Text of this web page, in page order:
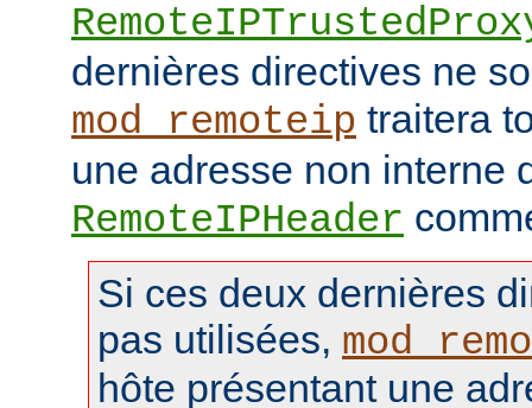
dernières directives ne
mod_remoteip traitera
une adresse non interne
RemoteIPHeader
Si ces deux dernières
pas utilisées,
hôte présentant une